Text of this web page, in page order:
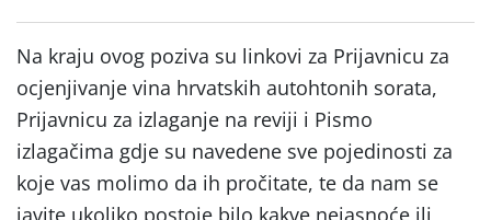
Na kraju ovog poziva su linkovi za Prijavnicu za
ocjenjivanje vina hrvatskih autohtonih sorata,
Prijavnicu za izlaganje na reviji i Pismo
izlagačima gdje su navedene sve pojedinosti za
koje vas molimo da ih pročitate, te da nam se
javite ukoliko postoje bilo kakve nejasnoće ili